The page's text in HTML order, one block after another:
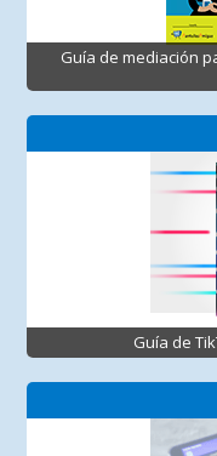
Guía de mediación
Guía de